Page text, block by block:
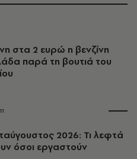
στα 2 ευρώ η βενζίνη
παρά τη βουτιά του
2026: Τι λεφτά
όσοι εργαστούν